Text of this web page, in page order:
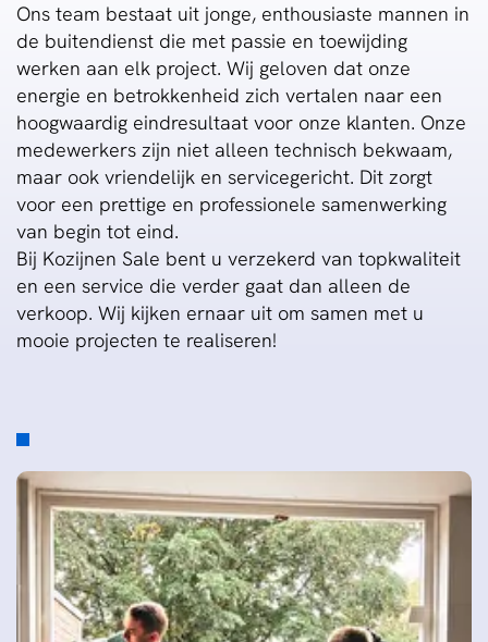
Ons team bestaat uit jonge, enthousiaste mannen in
de buitendienst die met passie en toewijding
werken aan elk project. Wij geloven dat onze
energie en betrokkenheid zich vertalen naar een
hoogwaardig eindresultaat voor onze klanten. Onze
medewerkers zijn niet alleen technisch bekwaam,
maar ook vriendelijk en servicegericht. Dit zorgt
voor een prettige en professionele samenwerking
van begin tot eind.
Bij Kozijnen Sale bent u verzekerd van topkwaliteit
en een service die verder gaat dan alleen de
verkoop. Wij kijken ernaar uit om samen met u
mooie projecten te realiseren!